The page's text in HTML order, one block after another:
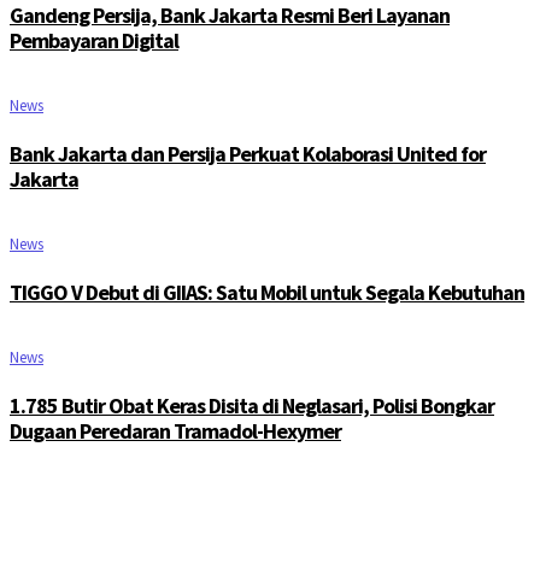
Gandeng Persija, Bank Jakarta Resmi Beri Layanan
Pembayaran Digital
News
Bank Jakarta dan Persija Perkuat Kolaborasi United for
Jakarta
News
TIGGO V Debut di GIIAS: Satu Mobil untuk Segala Kebutuhan
News
1.785 Butir Obat Keras Disita di Neglasari, Polisi Bongkar
Dugaan Peredaran Tramadol-Hexymer